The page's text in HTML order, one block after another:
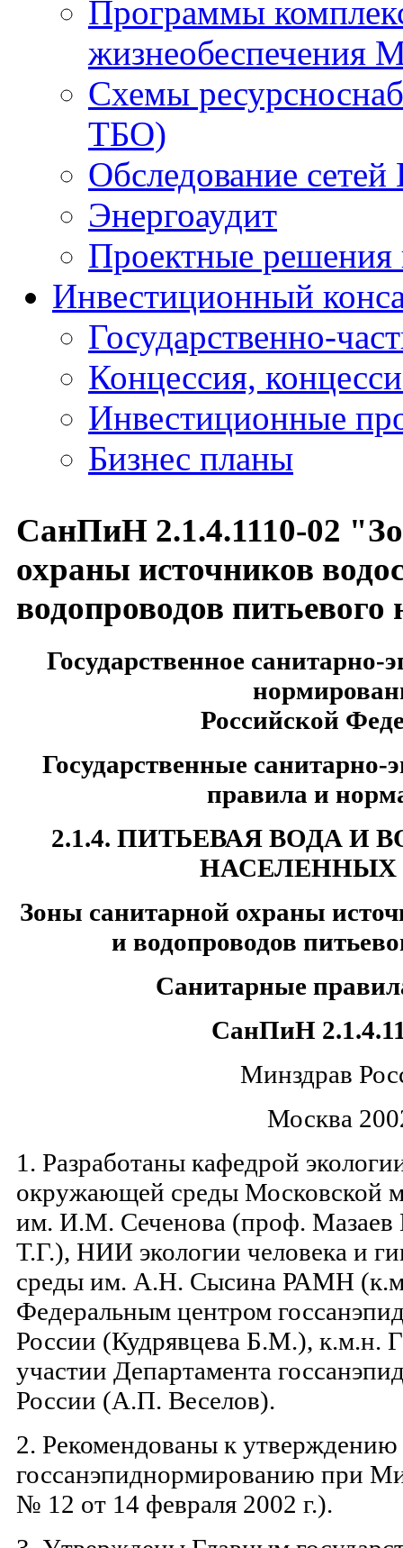
Программы
жизнеобеспечения
Схемы
ТБО)
Обследование
Энергоаудит
Проектные решения
Инвестиционный
Государственно-
Концессия,
Инвестиционные
Бизнес планы
СанПиН 2.1.4.1110-02
охраны источников
водопроводов питьевого
Государственное санитарно-
Российской
Государственные санитарно-
правила и
2.1.4. ПИТЬЕВАЯ ВОДА И
НАСЕЛЕННЫХ
Зоны санитарной охраны
и водопроводов
Санитарные
СанПиН
Минздрав
Москва
1. Разработаны кафедрой
окружающей среды Московской
им. И.М. Сеченова (проф.
Т.Г.), НИИ экологии человека и
среды им. А.Н. Сысина РАМН
Федеральным центром
России (Кудрявцева Б.М.), к.м.н.
участии Департамента
России (А.П. Веселов).
2. Рекомендованы к
госсанэпиднормированию при
№ 12 от 14 февраля 2002 г.).